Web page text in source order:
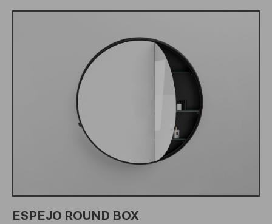
ESPEJO ROUND BOX